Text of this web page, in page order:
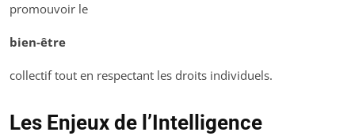
promouvoir le
bien-être
collectif tout en respectant les droits individuels.
Les Enjeux de l’Intelligence